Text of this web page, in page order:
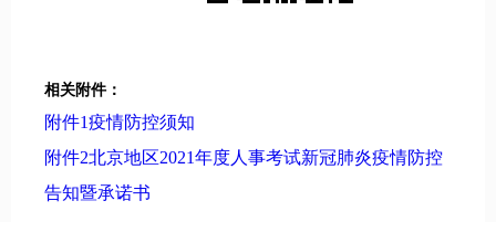
相关附件：
附件1疫情防控须知
附件2北京地区2021年度人事考试新冠肺炎疫情防控
告知暨承诺书